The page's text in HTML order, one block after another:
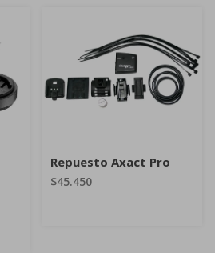
Repuesto Axact Pro
$45.450